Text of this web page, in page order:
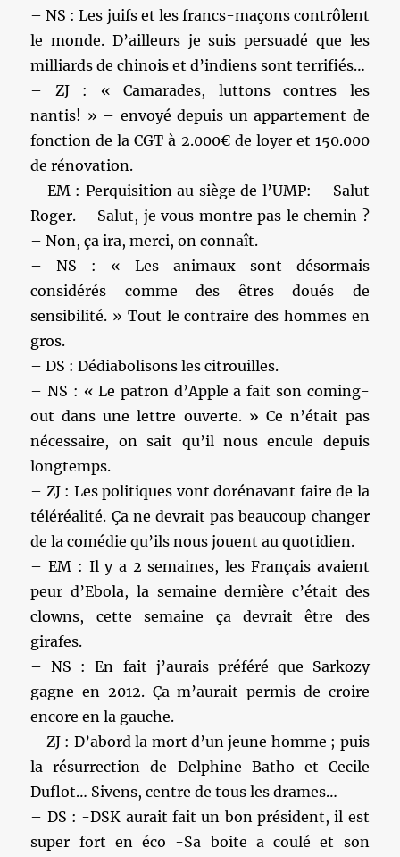
– NS : Les juifs et les francs-maçons contrôlent
le monde. D’ailleurs je suis persuadé que les
milliards de chinois et d’indiens sont terrifiés…
– ZJ : « Camarades, luttons contres les
nantis! » – envoyé depuis un appartement de
fonction de la CGT à 2.000€ de loyer et 150.000
de rénovation.
– EM : Perquisition au siège de l’UMP: – Salut
Roger. – Salut, je vous montre pas le chemin ?
– Non, ça ira, merci, on connaît.
– NS : « Les animaux sont désormais
considérés comme des êtres doués de
sensibilité. » Tout le contraire des hommes en
gros.
– DS : Dédiabolisons les citrouilles.
– NS : « Le patron d’Apple a fait son coming-
out dans une lettre ouverte. » Ce n’était pas
nécessaire, on sait qu’il nous encule depuis
longtemps.
– ZJ : Les politiques vont dorénavant faire de la
téléréalité. Ça ne devrait pas beaucoup changer
de la comédie qu’ils nous jouent au quotidien.
– EM : Il y a 2 semaines, les Français avaient
peur d’Ebola, la semaine dernière c’était des
clowns, cette semaine ça devrait être des
girafes.
– NS : En fait j’aurais préféré que Sarkozy
gagne en 2012. Ça m’aurait permis de croire
encore en la gauche.
– ZJ : D’abord la mort d’un jeune homme ; puis
la résurrection de Delphine Batho et Cecile
Duflot… Sivens, centre de tous les drames…
– DS : -DSK aurait fait un bon président, il est
super fort en éco -Sa boite a coulé et son